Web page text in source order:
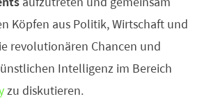
Köpfen aus Politik, Wirtschaft und
revolutionären Chancen und
Intelligenz im Bereich
zu diskutieren.